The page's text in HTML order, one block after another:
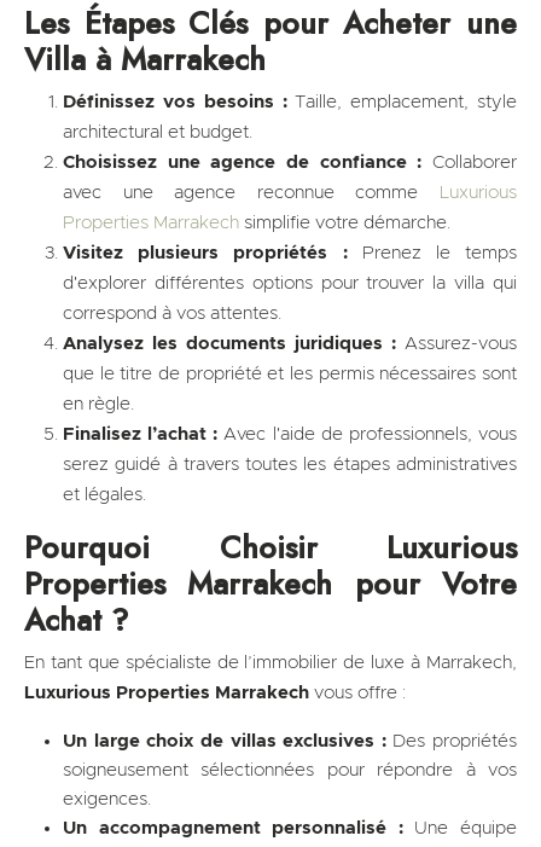
Les Étapes Clés pour Acheter une
Villa à Marrakech
Définissez vos besoins :Taille, emplacement, style
architectural et budget.
Choisissez une agence de confiance : Collaborer
avec une agence reconnue comme Luxurious
Properties Marrakech simplifie votre démarche.
Visitez plusieurs propriétés :Prenez le temps
d'explorer différentes options pour trouver la villa qui
correspond à vos attentes.
Analysez les documents juridiques : Assurez-vous
que le titre de propriété et les permis nécessaires sont
en règle.
Finalisez l’achat : Avec l'aide de professionnels, vous
serez guidé à travers toutes les étapes administratives
et légales.
Pourquoi Choisir Luxurious
Properties Marrakech pour Votre
Achat ?
En tant que spécialiste de l’immobilier de luxe à Marrakech,
Luxurious Properties Marrakech vous offre :
Un large choix de villas exclusives :Des propriétés
soigneusement sélectionnées pour répondre à vos
exigences.
Un accompagnement personnalisé :Une équipe